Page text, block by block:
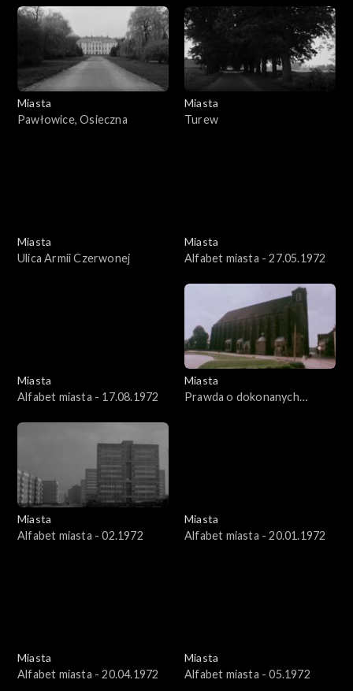
Miasta
Pawłowice, Osieczna
Miasta
Turew
Miasta
Ulica Armii Czerwonej
Miasta
Alfabet miasta - 27.05.1972
Miasta
Alfabet miasta - 17.08.1972
Miasta
Prawda o dokonanych
Miasta
Alfabet miasta - 02.1972
Miasta
Alfabet miasta - 20.01.1972
Miasta
Alfabet miasta - 20.04.1972
Miasta
Alfabet miasta - 05.1972